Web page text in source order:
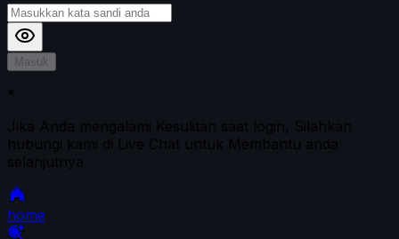
Masuk
*
Jika Anda mengalami Kesulitan saat login, Silahkan
hubungi kami di Live Chat untuk Membantu anda
selanjutnya
home